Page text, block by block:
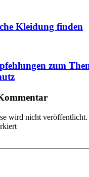
Kleidung finden
zum
wird nicht veröffentlicht.